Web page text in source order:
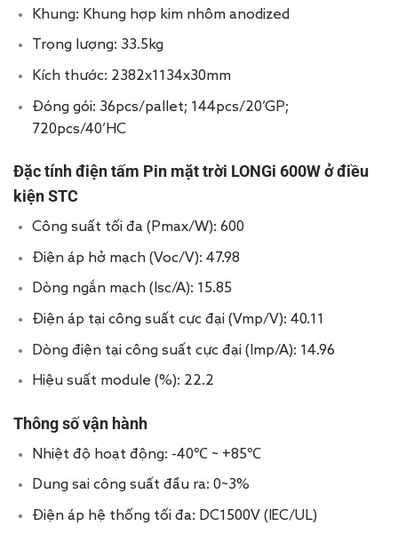
Khung: Khung hợp kim nhôm anodized
Trọng lượng: 33.5kg
Kích thước: 2382x1134x30mm
Đóng gói: 36pcs/pallet; 144pcs/20’GP;
720pcs/40’HC
Đặc tính điện tấm Pin mặt trời LONGi 600W ở điều
kiện STC
Công suất tối đa (Pmax/W): 600
Điện áp hở mạch (Voc/V): 47.98
Dòng ngắn mạch (Isc/A): 15.85
Điện áp tại công suất cực đại (Vmp/V): 40.11
Dòng điện tại công suất cực đại (Imp/A): 14.96
Hiệu suất module (%): 22.2
Thông số vận hành
Nhiệt độ hoạt động: -40℃ ~ +85℃
Dung sai công suất đầu ra: 0~3%
Điện áp hệ thống tối đa: DC1500V (IEC/UL)